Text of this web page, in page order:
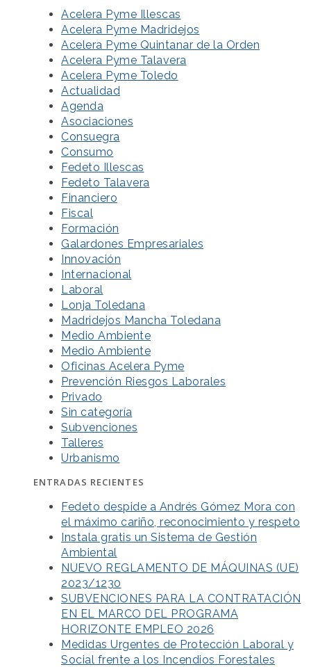
Acelera Pyme Illescas
Acelera Pyme Madridejos
Acelera Pyme Quintanar de la Orden
Acelera Pyme Talavera
Acelera Pyme Toledo
Actualidad
Agenda
Asociaciones
Consuegra
Consumo
Fedeto Illescas
Fedeto Talavera
Financiero
Fiscal
Formación
Galardones Empresariales
Innovación
Internacional
Laboral
Lonja Toledana
Madridejos Mancha Toledana
Medio Ambiente
Medio Ambiente
Oficinas Acelera Pyme
Prevención Riesgos Laborales
Privado
Sin categoría
Subvenciones
Talleres
Urbanismo
ENTRADAS RECIENTES
Fedeto despide a Andrés Gómez Mora con
el máximo cariño, reconocimiento y respeto
Instala gratis un Sistema de Gestión
Ambiental
NUEVO REGLAMENTO DE MÁQUINAS (UE)
2023/1230
SUBVENCIONES PARA LA CONTRATACIÓN
EN EL MARCO DEL PROGRAMA
HORIZONTE EMPLEO 2026
Medidas Urgentes de Protección Laboral y
Social frente a los Incendios Forestales